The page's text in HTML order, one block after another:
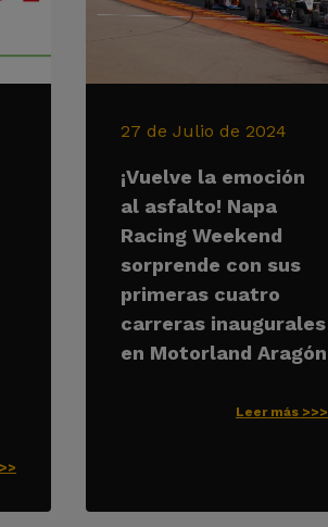
27 de Julio de 2024
¡Vuelve la emoción
al asfalto! Napa
Racing Weekend
sorprende con sus
primeras cuatro
carreras inaugurales
en Motorland Aragón
Leer más >>>